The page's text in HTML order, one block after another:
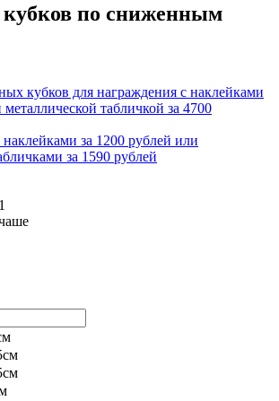
по сниженным
кубков для награждения с наклейками
табличкой за 4700
за 1200 рублей или
за 1590 рублей
1